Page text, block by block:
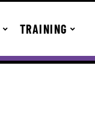
TRAINING